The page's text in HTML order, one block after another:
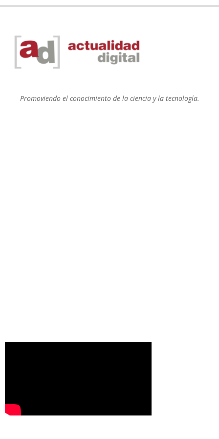
Promoviendo el conocimiento de la ciencia y la tecnología.